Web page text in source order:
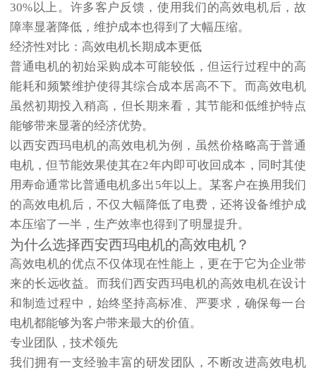
30%以上。许多客户反馈，使用我们的高效电机后，故
障率显著降低，维护成本也得到了大幅压缩。
经济性对比：高效电机长期成本更低
普通电机的初始采购成本可能较低，但运行过程中的高
能耗和频繁维护使得其综合成本居高不下。而高效电机
虽然初期投入稍高，但长期来看，其节能和低维护特点
能够带来显著的经济优势。
以西安西玛电机的高效电机为例，虽然价格略高于普通
电机，但节能效果使其在2年内即可收回成本，同时其使
用寿命通常比普通电机多出5年以上。某客户在换用我们
的高效电机后，不仅大幅降低了电费，还将设备维护成
本压缩了一半，生产效率也得到了明显提升。
为什么选择西安西玛电机的高效电机？
高效电机的优点不仅体现在性能上，更在于它为企业带
来的长远收益。而我们西安西玛电机的高效电机在设计
和制造过程中，始终坚持高标准、严要求，确保每一台
电机都能够为客户带来最大的价值。
专业团队，技术领先
我们拥有一支经验丰富的研发团队，不断改进高效电机